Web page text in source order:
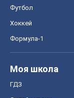
Футбол
Хоккей
Формула-1
Моя школа
ГДЗ